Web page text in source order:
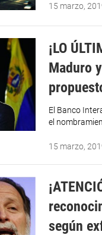
15 marzo,
¡LO
Maduro
El Banco
el
15 marzo,
según